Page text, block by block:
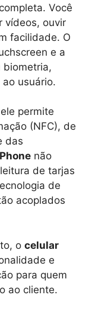
Você
vídeos, ouvir
facilidade. O
e a
biometria,
usuário.
permite
(NFC), de
das
não
de tarjas
de
acoplados
o celular
e
para quem
ao cliente.